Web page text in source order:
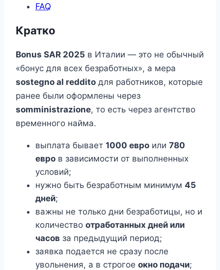
FAQ
Кратко
Bonus SAR 2025 в Италии — это не обычный
«бонус для всех безработных», а мера
sostegno al reddito для работников, которые
ранее были оформлены через
somministrazione, то есть через агентство
временного найма.
выплата бывает 1000 евро или 780
евро в зависимости от выполненных
условий;
нужно быть безработным минимум 45
дней;
важны не только дни безработицы, но и
количество отработанных дней или
часов за предыдущий период;
заявка подается не сразу после
увольнения, а в строгое окно подачи;